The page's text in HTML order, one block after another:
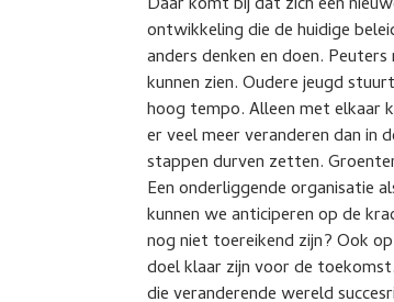
ontwikkeling die de huidige
anders denken en doen.
kunnen zien. Oudere jeugd
hoog tempo. Alleen met elkaar
er veel meer veranderen dan in
stappen durven zetten.
Een onderliggende organisatie
kunnen we anticiperen op de
nog niet toereikend zijn? Ook
doel klaar zijn voor de
die veranderende wereld